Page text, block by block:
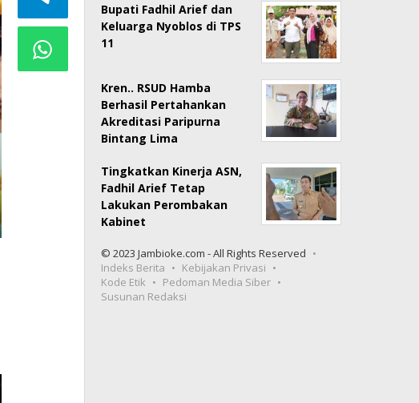
Bupati Fadhil Arief dan
Keluarga Nyoblos di TPS
11
Kren.. RSUD Hamba
Berhasil Pertahankan
Akreditasi Paripurna
Bintang Lima
Tingkatkan Kinerja ASN,
Fadhil Arief Tetap
Lakukan Perombakan
Kabinet
© 2023 Jambioke.com - All Rights Reserved
Indeks Berita
Kebijakan Privasi
Kode Etik
Pedoman Media Siber
Susunan Redaksi